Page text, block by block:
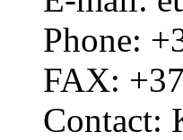
Phone:
FAX:
Contact: